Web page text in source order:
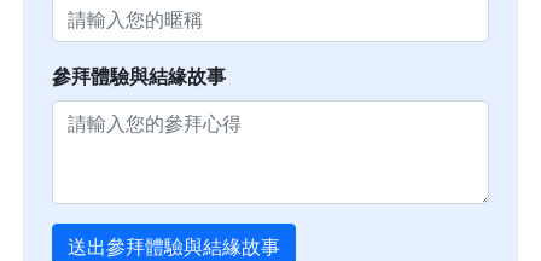
參拜體驗與結緣故事
送出參拜體驗與結緣故事